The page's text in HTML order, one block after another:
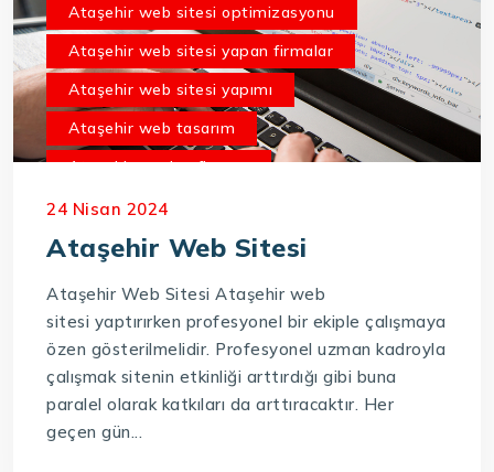
Ataşehir web sitesi optimizasyonu
Ataşehir web sitesi yapan firmalar
Ataşehir web sitesi yapımı
Ataşehir web tasarım
Ataşehir yazılım firması
Ataşehir'de en iyi web tasarım firması
24 Nisan 2024
Ataşehir Web Sitesi
Ataşehir Web Sitesi Ataşehir web
sitesi yaptırırken profesyonel bir ekiple çalışmaya
özen gösterilmelidir. Profesyonel uzman kadroyla
çalışmak sitenin etkinliği arttırdığı gibi buna
paralel olarak katkıları da arttıracaktır. Her
geçen gün...